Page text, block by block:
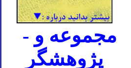
- مجموعه و
پژوهشگر